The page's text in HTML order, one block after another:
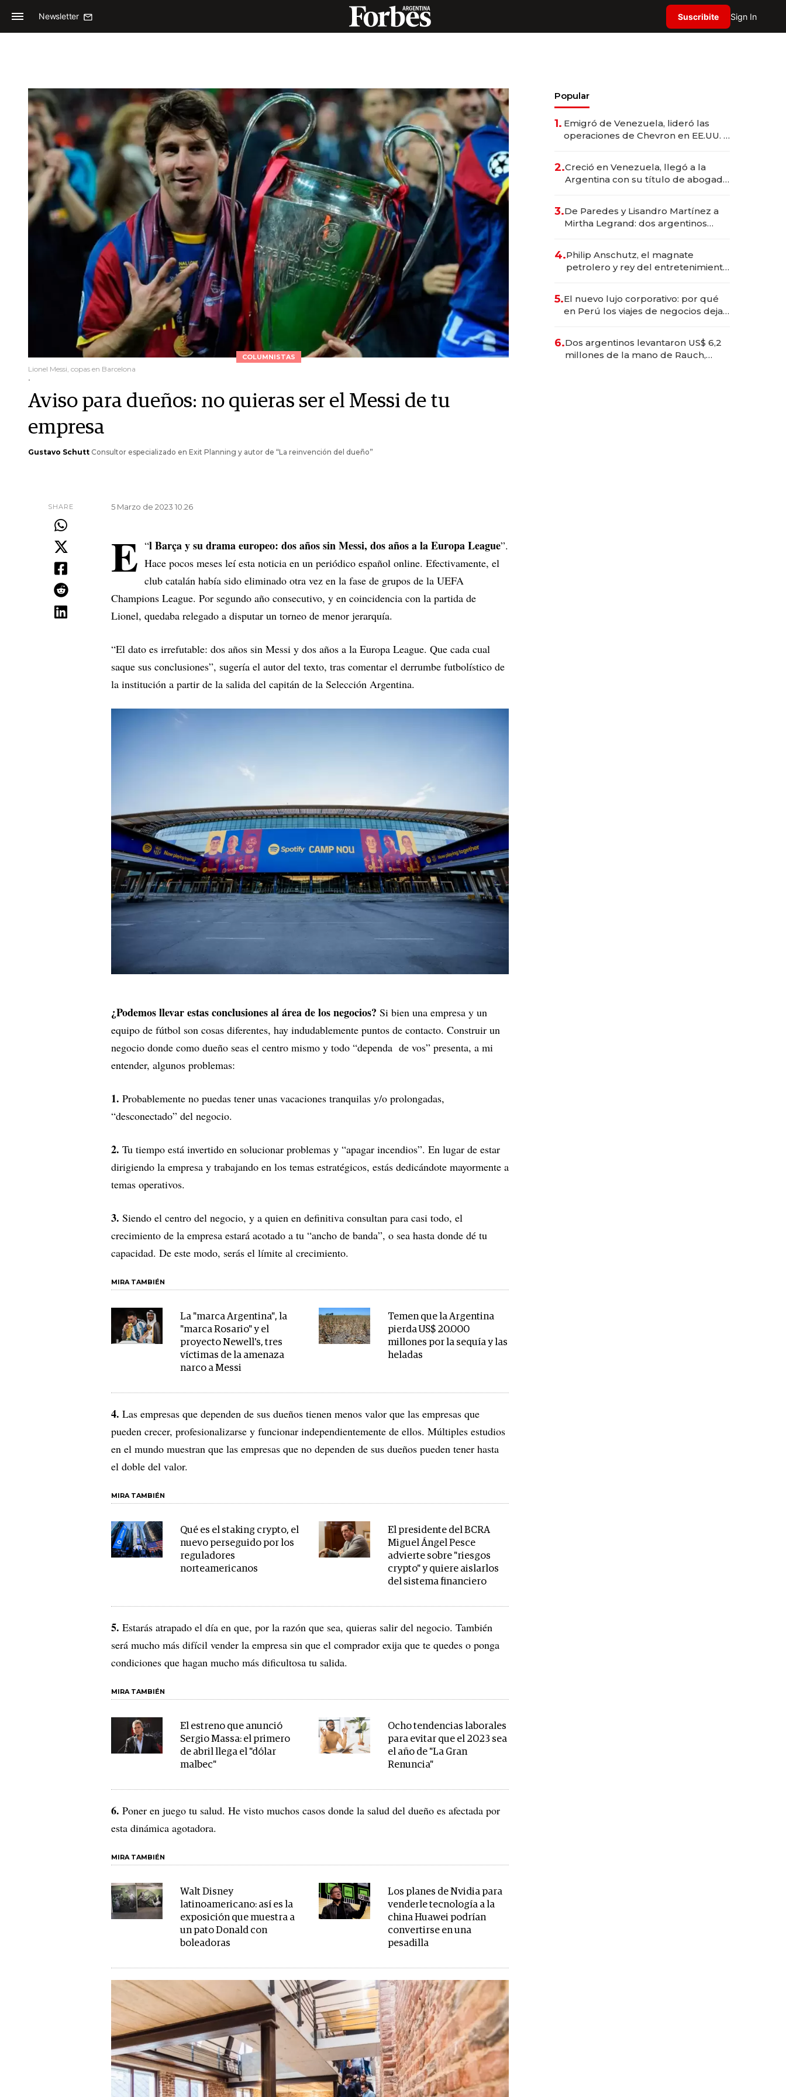
Newsletter Suscribite Sign In
COLUMNISTAS
Lionel Messi, copas en Barcelona
.
Aviso para dueños: no quieras ser el Messi de tu
empresa
Gustavo Schutt Consultor especializado en Exit Planning y autor de “La reinvención del dueño”
SHARE 5 Marzo de 2023 10.26
“
E l Barça y su drama europeo: dos años sin Messi, dos años a la Europa League”.
Hace pocos meses leí esta noticia en un periódico español online. Efectivamente, el
club catalán había sido eliminado otra vez en la fase de grupos de la UEFA
Champions League. Por segundo año consecutivo, y en coincidencia con la partida de
Lionel, quedaba relegado a disputar un torneo de menor jerarquía.
“El dato es irrefutable: dos años sin Messi y dos años a la Europa League. Que cada cual
saque sus conclusiones”, sugería el autor del texto, tras comentar el derrumbe futbolístico de
la institución a partir de la salida del capitán de la Selección Argentina.
¿Podemos llevar estas conclusiones al área de los negocios? Si bien una empresa y un
equipo de fútbol son cosas diferentes, hay indudablemente puntos de contacto. Construir un
negocio donde como dueño seas el centro mismo y todo “dependa de vos” presenta, a mi
entender, algunos problemas:
1. Probablemente no puedas tener unas vacaciones tranquilas y/o prolongadas,
“desconectado” del negocio.
2. Tu tiempo está invertido en solucionar problemas y “apagar incendios”. En lugar de estar
dirigiendo la empresa y trabajando en los temas estratégicos, estás dedicándote mayormente a
temas operativos.
3. Siendo el centro del negocio, y a quien en definitiva consultan para casi todo, el
crecimiento de la empresa estará acotado a tu “ancho de banda”, o sea hasta donde dé tu
capacidad. De este modo, serás el límite al crecimiento.
MIRA TAMBIÉN
La "marca Argentina", la
"marca Rosario" y el
proyecto Newell's, tres
víctimas de la amenaza
narco a Messi
Temen que la Argentina
pierda US$ 20.000
millones por la sequía y las
heladas
4. Las empresas que dependen de sus dueños tienen menos valor que las empresas que
pueden crecer, profesionalizarse y funcionar independientemente de ellos. Múltiples estudios
en el mundo muestran que las empresas que no dependen de sus dueños pueden tener hasta
el doble del valor.
MIRA TAMBIÉN
Qué es el staking crypto, el
nuevo perseguido por los
reguladores
norteamericanos
El presidente del BCRA
Miguel Ángel Pesce
advierte sobre "riesgos
crypto" y quiere aislarlos
del sistema financiero
5. Estarás atrapado el día en que, por la razón que sea, quieras salir del negocio. También
será mucho más difícil vender la empresa sin que el comprador exija que te quedes o ponga
condiciones que hagan mucho más dificultosa tu salida.
MIRA TAMBIÉN
El estreno que anunció
Sergio Massa: el primero
de abril llega el "dólar
malbec"
Ocho tendencias laborales
para evitar que el 2023 sea
el año de "La Gran
Renuncia"
6. Poner en juego tu salud. He visto muchos casos donde la salud del dueño es afectada por
esta dinámica agotadora.
MIRA TAMBIÉN
Walt Disney
latinoamericano: así es la
exposición que muestra a
un pato Donald con
boleadoras
Los planes de Nvidia para
venderle tecnología a la
china Huawei podrían
convertirse en una
pesadilla
Popular
1. Emigró de Venezuela, lideró las
operaciones de Chevron en EE.UU. y
2.Creció en Venezuela, llegó a la
Argentina con su título de abogado
marcas "fast premium"
3.De Paredes y Lisandro Martínez a
Mirtha Legrand: dos argentinos
4.Philip Anschutz, el magnate
petrolero y rey del entretenimiento
5.El nuevo lujo corporativo: por qué
en Perú los viajes de negocios dejan
en experiencias transformadoras
6.Dos argentinos levantaron US$ 6,2
millones de la mano de Rauch,